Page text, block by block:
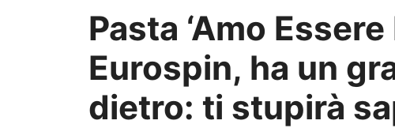
Pasta ‘Amo
Eurospin, ha un
dietro: ti stupirà